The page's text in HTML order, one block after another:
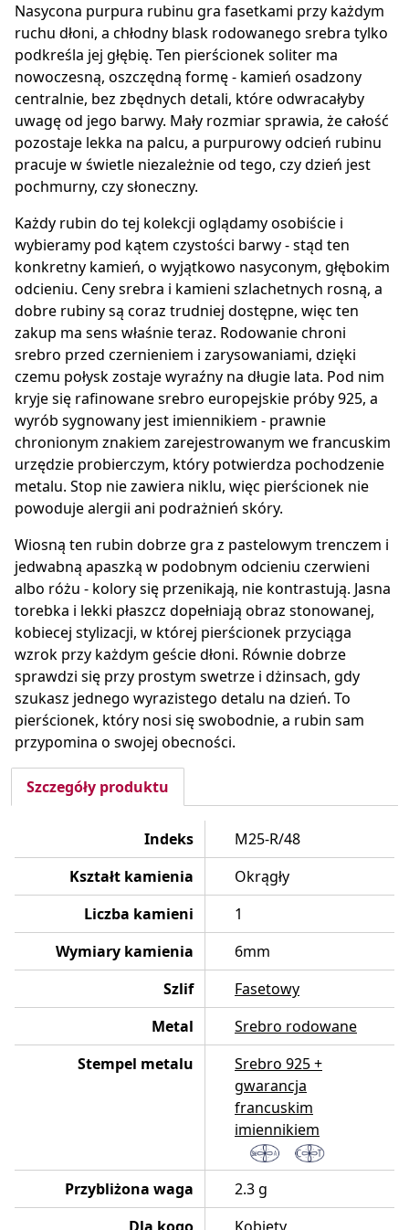
Nasycona purpura rubinu gra fasetkami przy każdym
ruchu dłoni, a chłodny blask rodowanego srebra tylko
podkreśla jej głębię. Ten pierścionek soliter ma
nowoczesną, oszczędną formę - kamień osadzony
centralnie, bez zbędnych detali, które odwracałyby
uwagę od jego barwy. Mały rozmiar sprawia, że całość
pozostaje lekka na palcu, a purpurowy odcień rubinu
pracuje w świetle niezależnie od tego, czy dzień jest
pochmurny, czy słoneczny.
Każdy rubin do tej kolekcji oglądamy osobiście i
wybieramy pod kątem czystości barwy - stąd ten
konkretny kamień, o wyjątkowo nasyconym, głębokim
odcieniu. Ceny srebra i kamieni szlachetnych rosną, a
dobre rubiny są coraz trudniej dostępne, więc ten
zakup ma sens właśnie teraz. Rodowanie chroni
srebro przed czernieniem i zarysowaniami, dzięki
czemu połysk zostaje wyraźny na długie lata. Pod nim
kryje się rafinowane srebro europejskie próby 925, a
wyrób sygnowany jest imiennikiem - prawnie
chronionym znakiem zarejestrowanym we francuskim
urzędzie probierczym, który potwierdza pochodzenie
metalu. Stop nie zawiera niklu, więc pierścionek nie
powoduje alergii ani podrażnień skóry.
Wiosną ten rubin dobrze gra z pastelowym trenczem i
jedwabną apaszką w podobnym odcieniu czerwieni
albo różu - kolory się przenikają, nie kontrastują. Jasna
torebka i lekki płaszcz dopełniają obraz stonowanej,
kobiecej stylizacji, w której pierścionek przyciąga
wzrok przy każdym geście dłoni. Równie dobrze
sprawdzi się przy prostym swetrze i dżinsach, gdy
szukasz jednego wyrazistego detalu na dzień. To
pierścionek, który nosi się swobodnie, a rubin sam
przypomina o swojej obecności.
Szczegóły produktu
Indeks
M25-R/48
Kształt kamienia
Okrągły
Liczba kamieni
1
Wymiary kamienia
6mm
Szlif
Fasetowy
Metal
Srebro rodowane
Stempel metalu
Srebro 925 +
gwarancja
francuskim
imiennikiem
Przybliżona waga
2.3 g